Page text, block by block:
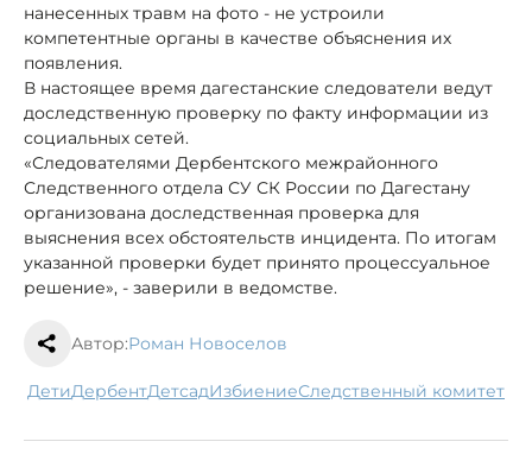
нанесенных травм на фото - не устроили
компетентные органы в качестве объяснения их
появления.
В настоящее время дагестанские следователи ведут
доследственную проверку по факту информации из
социальных сетей.
«Следователями Дербентского межрайонного
Следственного отдела СУ СК России по Дагестану
организована доследственная проверка для
выяснения всех обстоятельств инцидента. По итогам
указанной проверки будет принято процессуальное
решение», - заверили в ведомстве.
Автор:Роман Новоселов
дети Дербент детсад избиение следственный комитет